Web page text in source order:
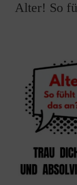
Alter! So